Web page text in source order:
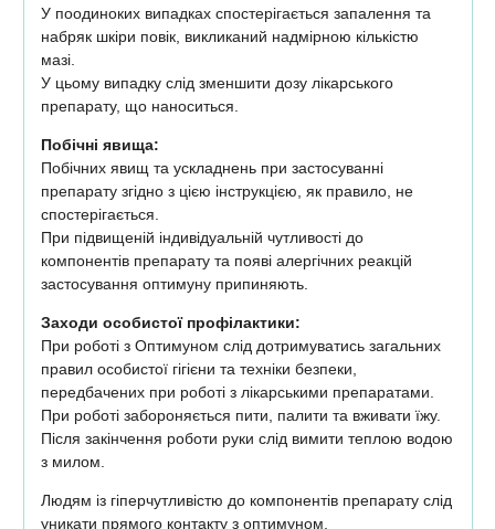
У поодиноких випадках спостерігається запалення та
набряк шкіри повік, викликаний надмірною кількістю
мазі.
У цьому випадку слід зменшити дозу лікарського
препарату, що наноситься.
Побічні явища:
Побічних явищ та ускладнень при застосуванні
препарату згідно з цією інструкцією, як правило, не
спостерігається.
При підвищеній індивідуальній чутливості до
компонентів препарату та появі алергічних реакцій
застосування оптимуну припиняють.
Заходи особистої профілактики:
При роботі з Оптимуном слід дотримуватись загальних
правил особистої гігієни та техніки безпеки,
передбачених при роботі з лікарськими препаратами.
При роботі забороняється пити, палити та вживати їжу.
Після закінчення роботи руки слід вимити теплою водою
з милом.
Людям із гіперчутливістю до компонентів препарату слід
уникати прямого контакту з оптимуном.